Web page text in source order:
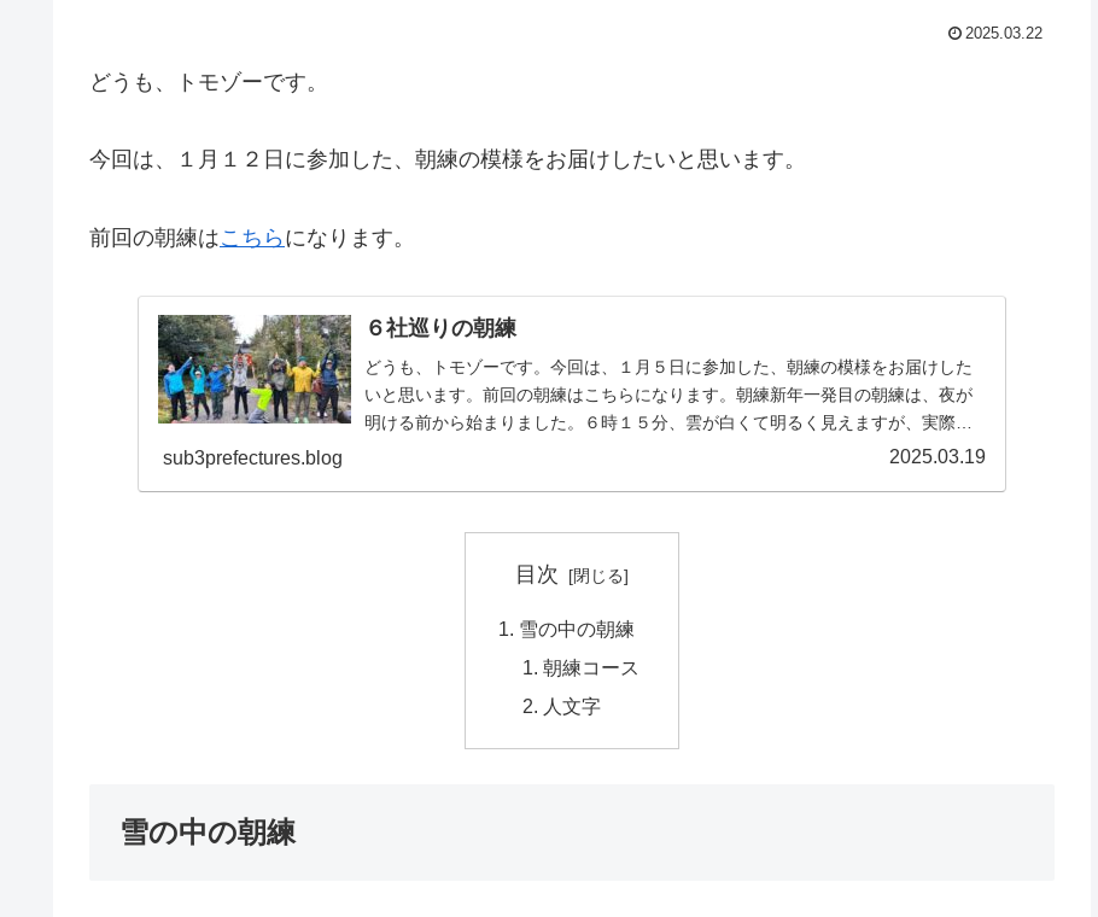
2025.03.22
どうも、トモゾーです。
今回は、１月１２日に参加した、朝練の模様をお届けしたいと思います。
前回の朝練はこちら になります。
６社巡りの朝練
どうも、トモゾーです。今回は、１月５日に参加した、朝練の模様をお届けした
いと思います。前回の朝練はこちらになります。朝練新年一発目の朝練は、夜が
明ける前から始まりました。６時１５分、雲が白くて明るく見えますが、実際は
sub3prefectures.blog 2025.03.19
目次
雪の中の朝練
朝練コース
人文字
雪の中の朝練